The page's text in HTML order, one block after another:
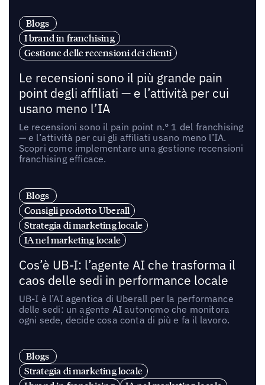
Blogs
I brand in franchising
Gestione delle recensioni dei clienti
Le recensioni sono il più grande pain
point degli affiliati — e l’attività per cui
usano meno l’IA
Le recensioni sono il pain point n.° 1 del franchising
— e l’attività per cui gli affiliati usano meno l’IA.
Scopri come implementare una gestione recensioni
franchising efficace.
Blogs
Consigli prodotto Uberall
Strategia di marketing locale
IA nel marketing locale
Cos’è UB-I: l’agente AI che trasforma il
caos delle sedi in performance locale
UB-I è l’AI agentica di Uberall per la performance
delle sedi: un agente AI autonomo che monitora
ogni sede, decide cosa conta di più e fa il lavoro.
Blogs
Strategia di marketing locale